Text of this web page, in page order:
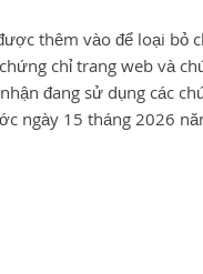
thêm vào để loại bỏ
chỉ trang web và
đang sử dụng các
ngày 15 tháng 2026